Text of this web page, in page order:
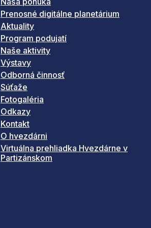
Prenosné digitálne planetárium
Aktuality
Program podujatí
Naše aktivity
Výstavy
Odborná činnosť
Súťaže
Fotogaléria
Odkazy
Kontakt
O hvezdárni
Virtuálna prehliadka Hvezdárne v
Partizánskom